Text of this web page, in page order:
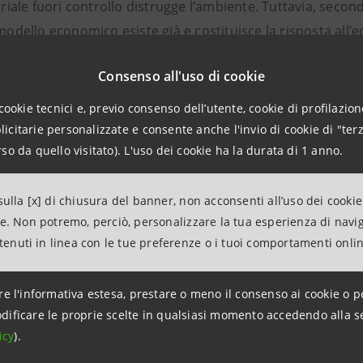
Consenso all'uso di cookie
tecnici e, previo consenso dell’utente, cookie di
personalizzate e consente anche l'invio di cookie di
da quello visitato). L'uso dei cookie ha la durata di 1 anno.
[x] di chiusura del banner, non acconsenti all’uso dei
Non potremo, perciò, personalizzare la tua esperienza di
in linea con le tue preferenze o i tuoi comportamenti
l'informativa estesa, prestare o meno il consenso ai cookie o
le proprie scelte in qualsiasi momento accedendo alla
).
fuori controllo distrugge l’ambiente. Tuttavia,
economico esiste già e costituisce la risposta
da un capitalismo sfrenato con le risorse della vita di
al centro del suo nuovo libro di prossima uscita in
, nel 1977 ha fondato la Grameen Bank, un istituto di
senza garanzie. Oggi Grameen, oltre a essere
è diffusa in decine di paesi in ogni parte del
causa dall’Università di Firenze nel 2004 e Yunus
pace nel 2006.
durata di circa 50 minuti, sarà tenuta in lingua inglese
è gratuita conprenotazione obbligatoria ,
10 maggio